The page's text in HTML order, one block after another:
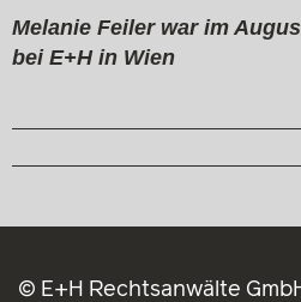
Melanie Feiler war im
bei E+H in Wien
© E+H Rechtsanwälte